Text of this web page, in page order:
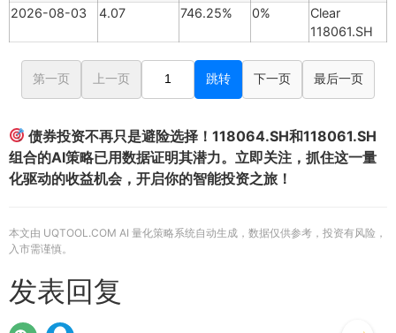
2026-08-03
4.07 746.25% 0%
Clear
118061.SH
第一页 上一页 跳转 下一页 最后一页
债券投资不再只是避险选择！118064.SH和118061.SH
组合的AI策略已用数据证明其潜力。立即关注，抓住这一量
化驱动的收益机会，开启你的智能投资之旅！
本文由 UQTOOL.COM AI 量化策略系统自动生成，数据仅供参考，投资有风险，
入市需谨慎。
发表回复